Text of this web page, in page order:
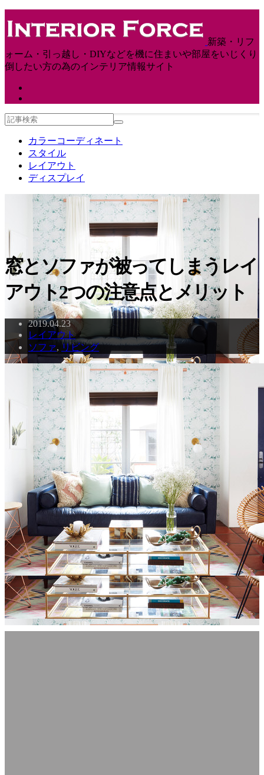
新築・リフ
ォーム・引っ越し・DIYなどを機に住まいや部屋をいじくり
倒したい方の為のインテリア情報サイト
カラーコーディネート
スタイル
レイアウト
ディスプレイ
窓とソファが被ってしまうレイ
アウト2つの注意点とメリット
2019.04.23
レイアウト
ソファ, リビング